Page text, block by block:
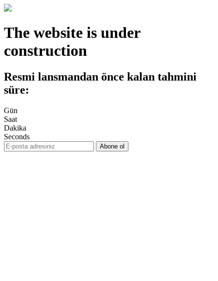
The website is under
construction
Resmi lansmandan önce kalan tahmini
süre:
Gün
Saat
Dakika
Seconds